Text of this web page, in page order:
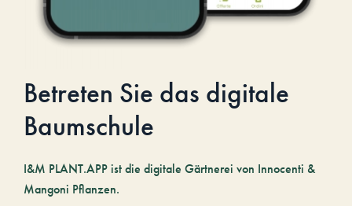
Betreten Sie das digitale
Baumschule
I&M PLANT.APP ist die digitale Gärtnerei von Innocenti &
Mangoni Pflanzen.